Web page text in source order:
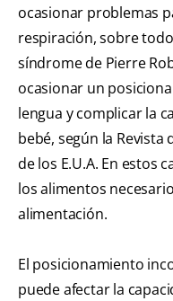
ocasionar problemas
respiración, sobre
síndrome de Pierre
ocasionar un
lengua y complicar la
bebé, según la Revista
de los E.U.A. En estos
los alimentos
alimentación.
El posicionamiento
puede afectar la